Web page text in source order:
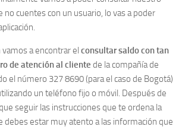
no cuentes con un usuario, lo vas a poder
a encontrar el consultar saldo con tan
de atención al cliente de la compañía de
el número 327 8690 (para el caso de Bogotá)
un teléfono fijo o móvil. Después de
seguir las instrucciones que te ordena la
debes estar muy atento a las información que